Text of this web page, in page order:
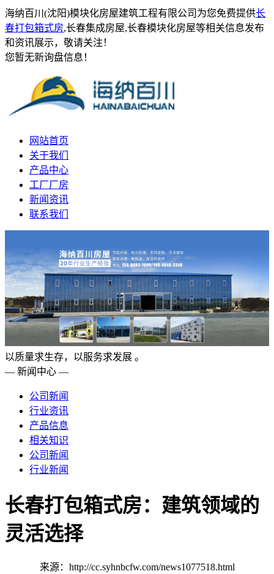
海纳百川(沈阳)模块化房屋建筑工程有限公司为您免费提供长
春打包箱式房,长春集成房屋,长春模块化房屋等相关信息发布
和资讯展示，敬请关注！
您暂无新询盘信息！
网站首页
关于我们
产品中心
工厂厂房
新闻资讯
联系我们
以质量求生存，以服务求发展 。
— 新闻中心 —
公司新闻
行业资讯
产品信息
相关知识
公司新闻
行业新闻
长春打包箱式房：建筑领域的
灵活选择​
来源：http://cc.syhnbcfw.com/news1077518.html